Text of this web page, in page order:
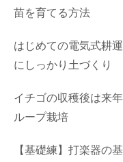
苗を育てる方法
はじめての電気式耕
にしっかり土づくり
イチゴの収穫後は来
ループ栽培
【基礎練】打楽器の